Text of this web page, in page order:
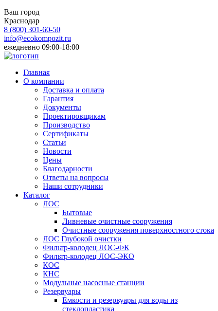
Ваш город
Краснодар
8 (800) 301-60-50
info@ecokompozit.ru
ежедневно 09:00-18:00
Главная
О компании
Доставка и оплата
Гарантия
Документы
Проектировщикам
Производство
Сертификаты
Статьи
Новости
Цены
Благодарности
Ответы на вопросы
Наши сотрудники
Каталог
ЛОС
Бытовые
Ливневые очистные сооружения
Очистные сооружения поверхностного стока
ЛОС Глубокой очистки
Фильтр-колодец ЛОС-ФК
Фильтр-колодец ЛОС-ЭКО
КОС
КНС
Модульные насосные станции
Резервуары
Емкости и резервуары для воды из
стеклопластика